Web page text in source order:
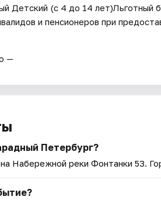
Детский (с 4 до 14 лет)Льготный
и пенсионеров при
—
Петербург?
Набережной реки Фонтанки 53.